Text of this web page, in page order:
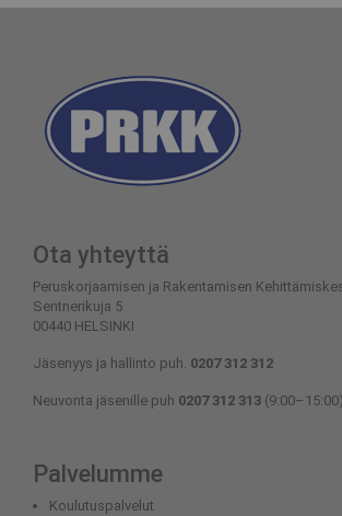
Ota yhteyttä
Peruskorjaamisen ja Rakentamisen
Sentnerikuja 5
00440 HELSINKI
Jäsenyys ja hallinto puh. 0207 312 312
Neuvonta jäsenille puh 0207 312 313 (9:00–15:00)
Palvelumme
Koulutuspalvelut